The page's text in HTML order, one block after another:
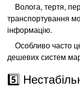
Волога, тертя,
транспортування
інформацію.
Особливо часто
дешевих систем
5️⃣